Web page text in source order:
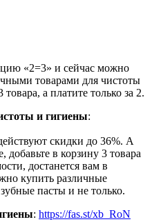
«2=3» и сейчас можно
товарами для чистоты
а платите только за 2.
и гигиены:
скидки до 36%. А
в корзину 3 товара
достанется вам в
купить различные
пасты и не только.
: https://fas.st/xb_RoN